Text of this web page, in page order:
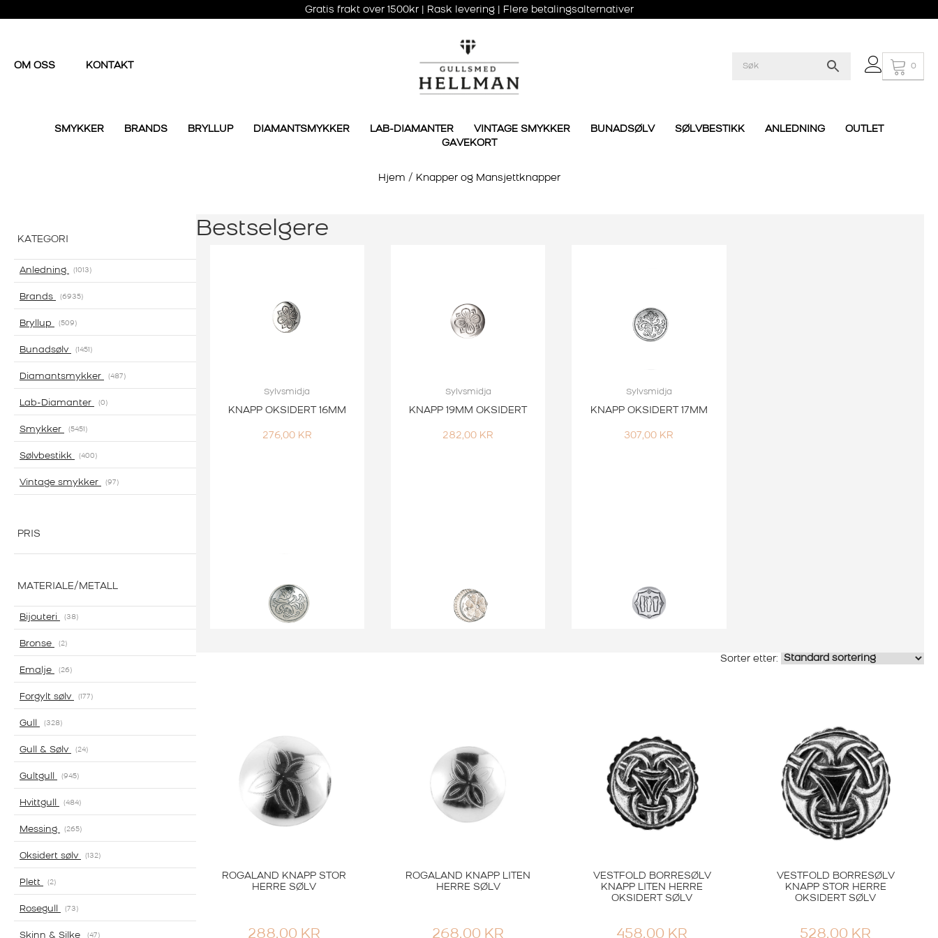
Gratis frakt over 1500kr | Rask levering | Flere betalingsalternativer
OM OSS KONTAKT 0
SMYKKER BRANDS BRYLLUP DIAMANTSMYKKER LAB-DIAMANTER VINTAGE SMYKKER BUNADSØLV SØLVBESTIKK ANLEDNING
OUTLET
GAVEKORT
Hjem / Knapper og Mansjettknapper
KATEGORI
Anledning 1013
Brands 6935
Bryllup 509
Bunadsølv 1451
Diamantsmykker 487
Lab-Diamanter 0
Smykker 5451
Sølvbestikk 400
Vintage smykker 97
PRIS
MATERIALE/METALL
Bijouteri 38
Bronse 2
Emalje 26
Forgylt sølv 177
Gull 328
Gull & Sølv 24
Gultgull 945
Hvittgull 484
Messing 265
Oksidert sølv 132
Plett 2
Rosegull 73
Skinn & Silke 47
Bestselgere
Sylvsmidja
KNAPP OKSIDERT 16MM
276,00 KR
Sylvsmidja
KNAPP 19MM OKSIDERT
282,00 KR
Sylvsmidja
KNAPP OKSIDERT 17MM
307,00 KR
ROGALAND KNAPP STOR
HERRE SØLV
288,00 KR
ROGALAND KNAPP LITEN
HERRE SØLV
268,00 KR
VESTFOLD BORRESØLV
KNAPP LITEN HERRE
OKSIDERT SØLV
458,00 KR
VESTFOLD BORRESØLV
KNAPP STOR HERRE
OKSIDERT SØLV
528,00 KR